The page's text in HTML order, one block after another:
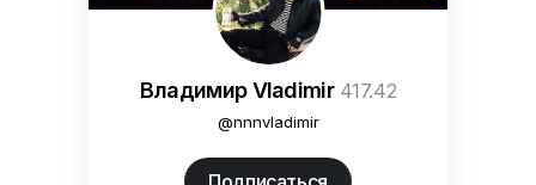
Владимир Vladimir 417.42
@nnnvladimir